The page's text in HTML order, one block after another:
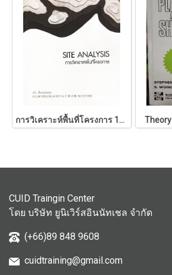
การวิเคราะห์พื้นที่โครงการ 146
CUID Traingin Center
โดย บริษัท ยูนิเวิร์สอินนัทเชล จำกัด
(+66)89 848 9608
cuidtraining@gmail.com